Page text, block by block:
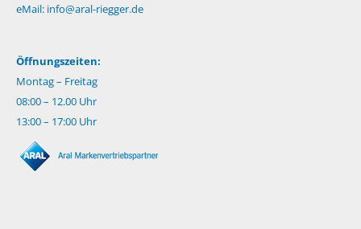
eMail: info@aral-riegger.de
Öffnungszeiten:
Montag – Freitag
08:00 – 12.00 Uhr
13:00 – 17:00 Uhr